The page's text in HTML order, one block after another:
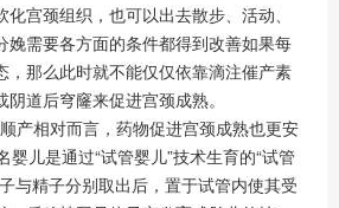
宫颈组织，也可以出去散步、活动、
需要各方面的条件都得到改善如果每
，那么此时就不能仅仅依靠滴注催产素
道后穹窿来促进宫颈成熟。
产相对而言，药物促进宫颈成熟也更安
儿是通过“试管婴儿”技术生育的“试管
与精子分别取出后，置于试管内使其受